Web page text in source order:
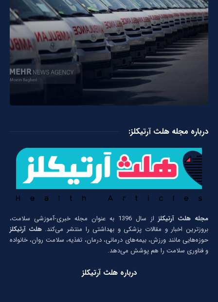
درباره مجله هلث آرتیکلز:
مجله هلث آرتیکلز
از سال 1396 به عنوان مجله خبری-آموزشی سلامت،
بروزترین اخبار و مقالات پزشکی و بهداشتی را منتشر می‌کند.هلث آرتیکلز
حوزه‌هایی مانند ورزش، بیمه‌های درمانی، درمان، تغذیه، سلامت روان، خانواده
و فناوری سلامت را هم پوشش می‌دهد.
درباره هلث آرتیکلز